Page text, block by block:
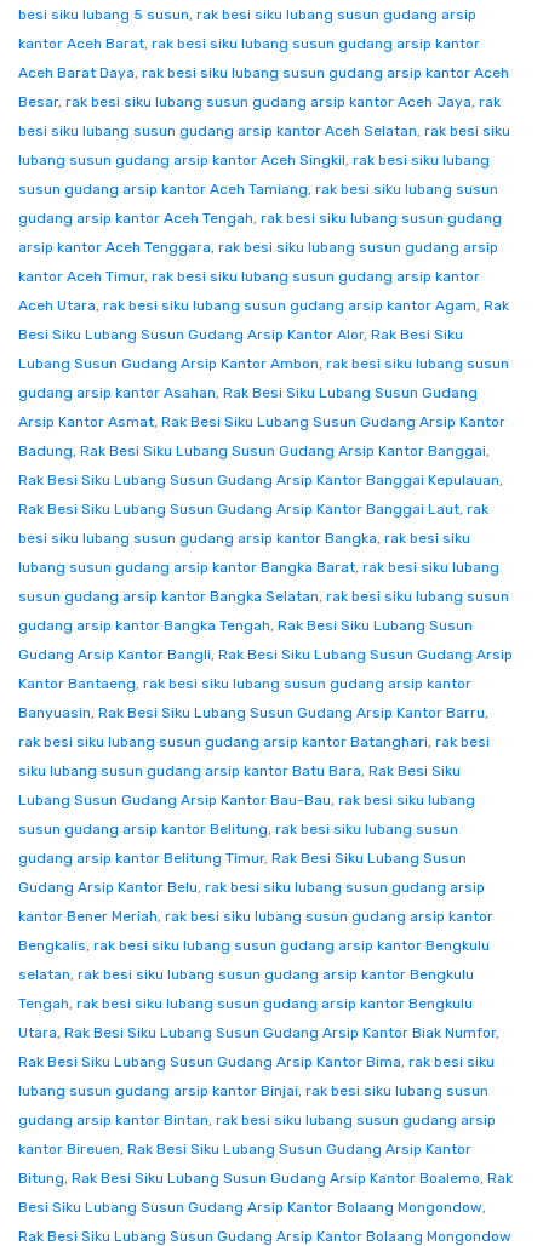
besi siku lubang 5 susun, rak besi siku lubang susun gudang arsip
kantor Aceh Barat, rak besi siku lubang susun gudang arsip kantor
Aceh Barat Daya, rak besi siku lubang susun gudang arsip kantor Aceh
Besar, rak besi siku lubang susun gudang arsip kantor Aceh Jaya, rak
besi siku lubang susun gudang arsip kantor Aceh Selatan, rak besi siku
lubang susun gudang arsip kantor Aceh Singkil, rak besi siku lubang
susun gudang arsip kantor Aceh Tamiang, rak besi siku lubang susun
gudang arsip kantor Aceh Tengah, rak besi siku lubang susun gudang
arsip kantor Aceh Tenggara, rak besi siku lubang susun gudang arsip
kantor Aceh Timur, rak besi siku lubang susun gudang arsip kantor
Aceh Utara, rak besi siku lubang susun gudang arsip kantor Agam, Rak
Besi Siku Lubang Susun Gudang Arsip Kantor Alor, Rak Besi Siku
Lubang Susun Gudang Arsip Kantor Ambon, rak besi siku lubang susun
gudang arsip kantor Asahan, Rak Besi Siku Lubang Susun Gudang
Arsip Kantor Asmat, Rak Besi Siku Lubang Susun Gudang Arsip Kantor
Badung, Rak Besi Siku Lubang Susun Gudang Arsip Kantor Banggai,
Rak Besi Siku Lubang Susun Gudang Arsip Kantor Banggai Kepulauan,
Rak Besi Siku Lubang Susun Gudang Arsip Kantor Banggai Laut, rak
besi siku lubang susun gudang arsip kantor Bangka, rak besi siku
lubang susun gudang arsip kantor Bangka Barat, rak besi siku lubang
susun gudang arsip kantor Bangka Selatan, rak besi siku lubang susun
gudang arsip kantor Bangka Tengah, Rak Besi Siku Lubang Susun
Gudang Arsip Kantor Bangli, Rak Besi Siku Lubang Susun Gudang Arsip
Kantor Bantaeng, rak besi siku lubang susun gudang arsip kantor
Banyuasin, Rak Besi Siku Lubang Susun Gudang Arsip Kantor Barru,
rak besi siku lubang susun gudang arsip kantor Batanghari, rak besi
siku lubang susun gudang arsip kantor Batu Bara, Rak Besi Siku
Lubang Susun Gudang Arsip Kantor Bau-Bau, rak besi siku lubang
susun gudang arsip kantor Belitung, rak besi siku lubang susun
gudang arsip kantor Belitung Timur, Rak Besi Siku Lubang Susun
Gudang Arsip Kantor Belu, rak besi siku lubang susun gudang arsip
kantor Bener Meriah, rak besi siku lubang susun gudang arsip kantor
Bengkalis, rak besi siku lubang susun gudang arsip kantor Bengkulu
selatan, rak besi siku lubang susun gudang arsip kantor Bengkulu
Tengah, rak besi siku lubang susun gudang arsip kantor Bengkulu
Utara, Rak Besi Siku Lubang Susun Gudang Arsip Kantor Biak Numfor,
Rak Besi Siku Lubang Susun Gudang Arsip Kantor Bima, rak besi siku
lubang susun gudang arsip kantor Binjai, rak besi siku lubang susun
gudang arsip kantor Bintan, rak besi siku lubang susun gudang arsip
kantor Bireuen, Rak Besi Siku Lubang Susun Gudang Arsip Kantor
Bitung, Rak Besi Siku Lubang Susun Gudang Arsip Kantor Boalemo, Rak
Besi Siku Lubang Susun Gudang Arsip Kantor Bolaang Mongondow,
Rak Besi Siku Lubang Susun Gudang Arsip Kantor Bolaang Mongondow